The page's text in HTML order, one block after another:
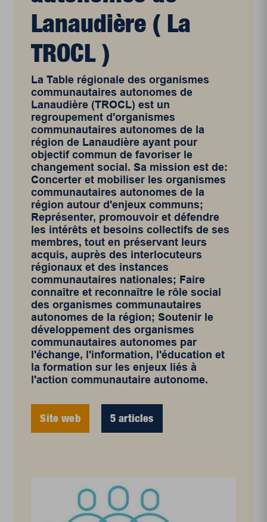
Lanaudière ( La
TROCL )
La Table régionale des organismes
communautaires autonomes de
Lanaudière (TROCL) est un
regroupement d'organismes
communautaires autonomes de la
région de Lanaudière ayant pour
objectif commun de favoriser le
changement social. Sa mission est de:
Concerter et mobiliser les organismes
communautaires autonomes de la
région autour d'enjeux communs;
Représenter, promouvoir et défendre
les intérêts et besoins collectifs de ses
membres, tout en préservant leurs
acquis, auprès des interlocuteurs
régionaux et des instances
communautaires nationales; Faire
connaître et reconnaître le rôle social
des organismes communautaires
autonomes de la région; Soutenir le
développement des organismes
communautaires autonomes par
l'échange, l'information, l'éducation et
la formation sur les enjeux liés à
l'action communautaire autonome.
Site web 5 articles